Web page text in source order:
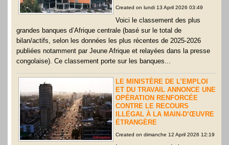
Created on lundi 13 April 2026 03:49
Voici le classement des plus
grandes banques d’Afrique centrale (basé sur le total de
bilan/actifs, selon les données les plus récentes de 2025-2026
publiées notamment par Jeune Afrique et relayées dans la presse
congolaise). Ce classement porte sur les banques...
LE MINISTÈRE DE L’EMPLOI
ET DU TRAVAIL ANNONCE UNE
OPÉRATION RENFORCÉE
CONTRE LE RECOURS
ILLÉGAL À LA MAIN-D’ŒUVRE
ÉTRANGÈRE
Created on dimanche 12 April 2026 12:19